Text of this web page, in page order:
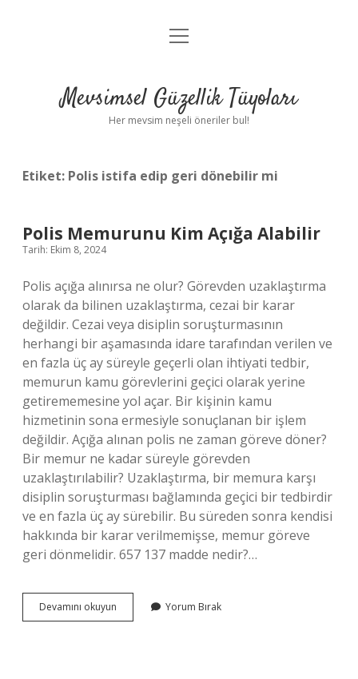
Anasayfa
Yasal Uyarı
menüyü
Mevsimsel Güzellik Tüyoları
Her mevsim neşeli öneriler bul!
Etiket: Polis istifa edip geri dönebilir mi
Polis Memurunu Kim Açığa Alabilir
Tarih: Ekim 8, 2024
Polis açığa alınırsa ne olur? Görevden uzaklaştırma
olarak da bilinen uzaklaştırma, cezai bir karar
değildir. Cezai veya disiplin soruşturmasının
herhangi bir aşamasında idare tarafından verilen ve
en fazla üç ay süreyle geçerli olan ihtiyati tedbir,
memurun kamu görevlerini geçici olarak yerine
getirememesine yol açar. Bir kişinin kamu
hizmetinin sona ermesiyle sonuçlanan bir işlem
değildir. Açığa alınan polis ne zaman göreve döner?
Bir memur ne kadar süreyle görevden
uzaklaştırılabilir? Uzaklaştırma, bir memura karşı
disiplin soruşturması bağlamında geçici bir tedbirdir
ve en fazla üç ay sürebilir. Bu süreden sonra kendisi
hakkında bir karar verilmemişse, memur göreve
geri dönmelidir. 657 137 madde nedir?…
Devamını okuyun
Memurunu
Yorum Bırak